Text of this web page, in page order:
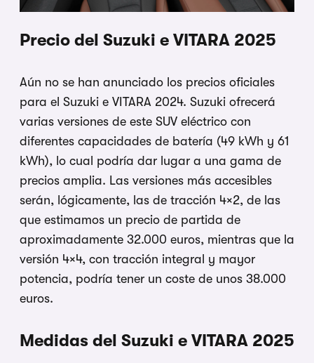
Precio del Suzuki e VITARA 2025
Aún no se han anunciado los precios oficiales
para el Suzuki e VITARA 2024. Suzuki ofrecerá
varias versiones de este SUV eléctrico con
diferentes capacidades de batería (49 kWh y 61
kWh), lo cual podría dar lugar a una gama de
precios amplia. Las versiones más accesibles
serán, lógicamente, las de tracción 4×2, de las
que estimamos un precio de partida de
aproximadamente 32.000 euros, mientras que la
versión 4×4, con tracción integral y mayor
potencia, podría tener un coste de unos 38.000
euros.
Medidas del Suzuki e VITARA 2025